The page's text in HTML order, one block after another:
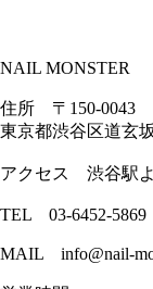
NAIL MONSTER
住所 〒150-0043
東京都渋谷区道玄
アクセス 渋谷駅
TEL 03-6452-5869
MAIL info@nail-